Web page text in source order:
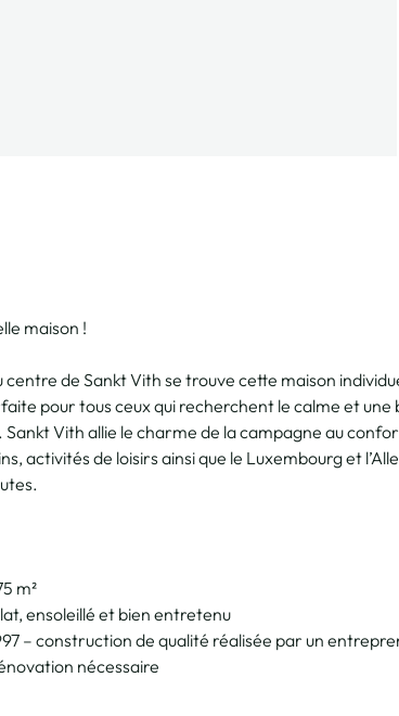
maison !
centre de Sankt Vith se trouve cette maison
pour tous ceux qui recherchent le calme et une
Vith allie le charme de la campagne au
activités de loisirs ainsi que le Luxembourg et
m²
ensoleillé et bien entretenu
– construction de qualité réalisée par un
nécessaire